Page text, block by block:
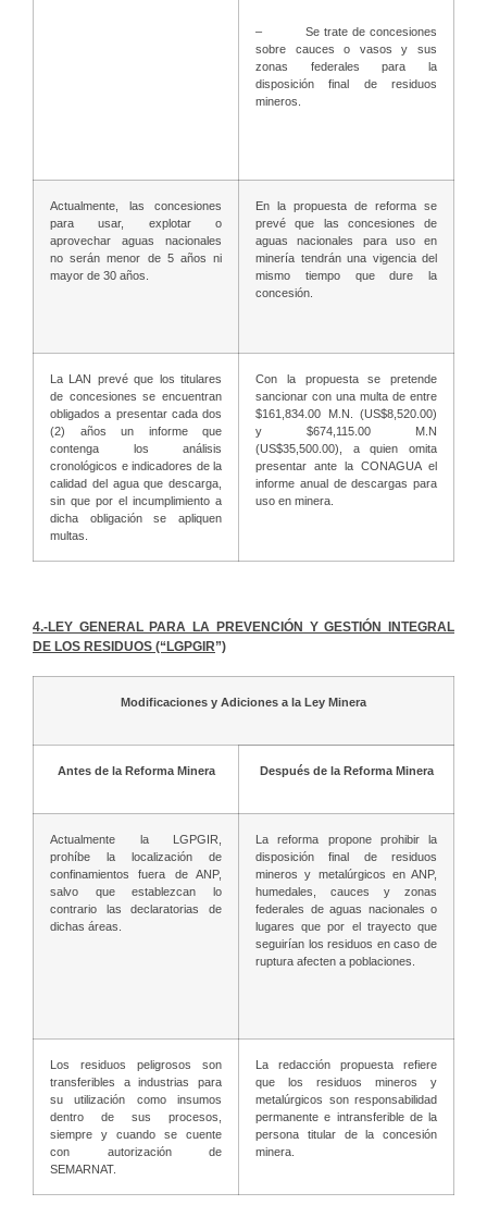
– Se trate de concesiones
sobre cauces o vasos y sus
zonas federales para la
disposición final de residuos
mineros.
Actualmente, las concesiones
para usar, explotar o
aprovechar aguas nacionales
no serán menor de 5 años ni
mayor de 30 años.
En la propuesta de reforma se
prevé que las concesiones de
aguas nacionales para uso en
minería tendrán una vigencia del
mismo tiempo que dure la
concesión.
La LAN prevé que los titulares
de concesiones se encuentran
obligados a presentar cada dos
(2) años un informe que
contenga los análisis
cronológicos e indicadores de la
calidad del agua que descarga,
sin que por el incumplimiento a
dicha obligación se apliquen
multas.
Con la propuesta se pretende
sancionar con una multa de entre
$161,834.00 M.N. (US$8,520.00)
y $674,115.00 M.N
(US$35,500.00), a quien omita
presentar ante la CONAGUA el
informe anual de descargas para
uso en minera.
4.-LEY GENERAL PARA LA PREVENCIÓN Y GESTIÓN INTEGRAL
DE LOS RESIDUOS (“LGPGIR”)
Modificaciones y Adiciones a la Ley Minera
Antes de la Reforma Minera Después de la Reforma Minera
Actualmente la LGPGIR,
prohíbe la localización de
confinamientos fuera de ANP,
salvo que establezcan lo
contrario las declaratorias de
dichas áreas.
La reforma propone prohibir la
disposición final de residuos
mineros y metalúrgicos en ANP,
humedales, cauces y zonas
federales de aguas nacionales o
lugares que por el trayecto que
seguirían los residuos en caso de
ruptura afecten a poblaciones.
Los residuos peligrosos son
transferibles a industrias para
su utilización como insumos
dentro de sus procesos,
siempre y cuando se cuente
con autorización de
SEMARNAT.
La redacción propuesta refiere
que los residuos mineros y
metalúrgicos son responsabilidad
permanente e intransferible de la
persona titular de la concesión
minera.